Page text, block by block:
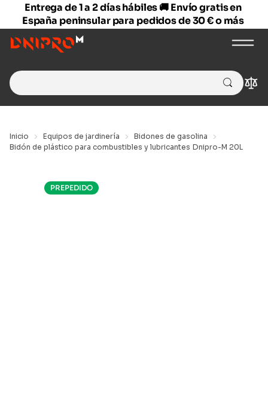
Entrega de 1 a 2 días hábiles 🚚 Envío gratis en
España peninsular para pedidos de 30 € o más
Search
for:
Inicio Equipos de jardinería
Bidones de gasolina
Bidón de plástico para combustibles y lubricantes Dnipro-M 20L
PREPEDIDO